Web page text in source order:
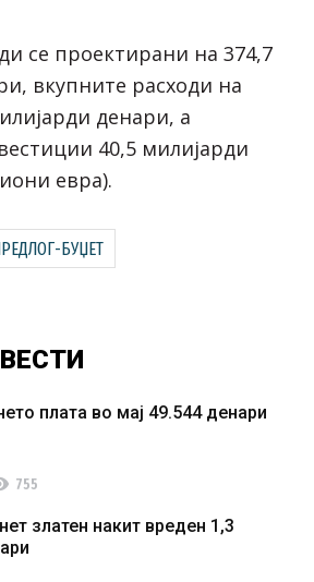
се проектирани на 374,7
вкупните расходи на
денари, а
40,5 милијарди
евра).
БУЏЕТ
ВЕСТИ
плата во мај 49.544 денари
755
златен накит вреден 1,3